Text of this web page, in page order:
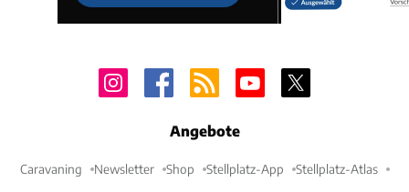
Angebote
Caravaning Newsletter Shop Stellplatz-App Stellplatz-Atlas